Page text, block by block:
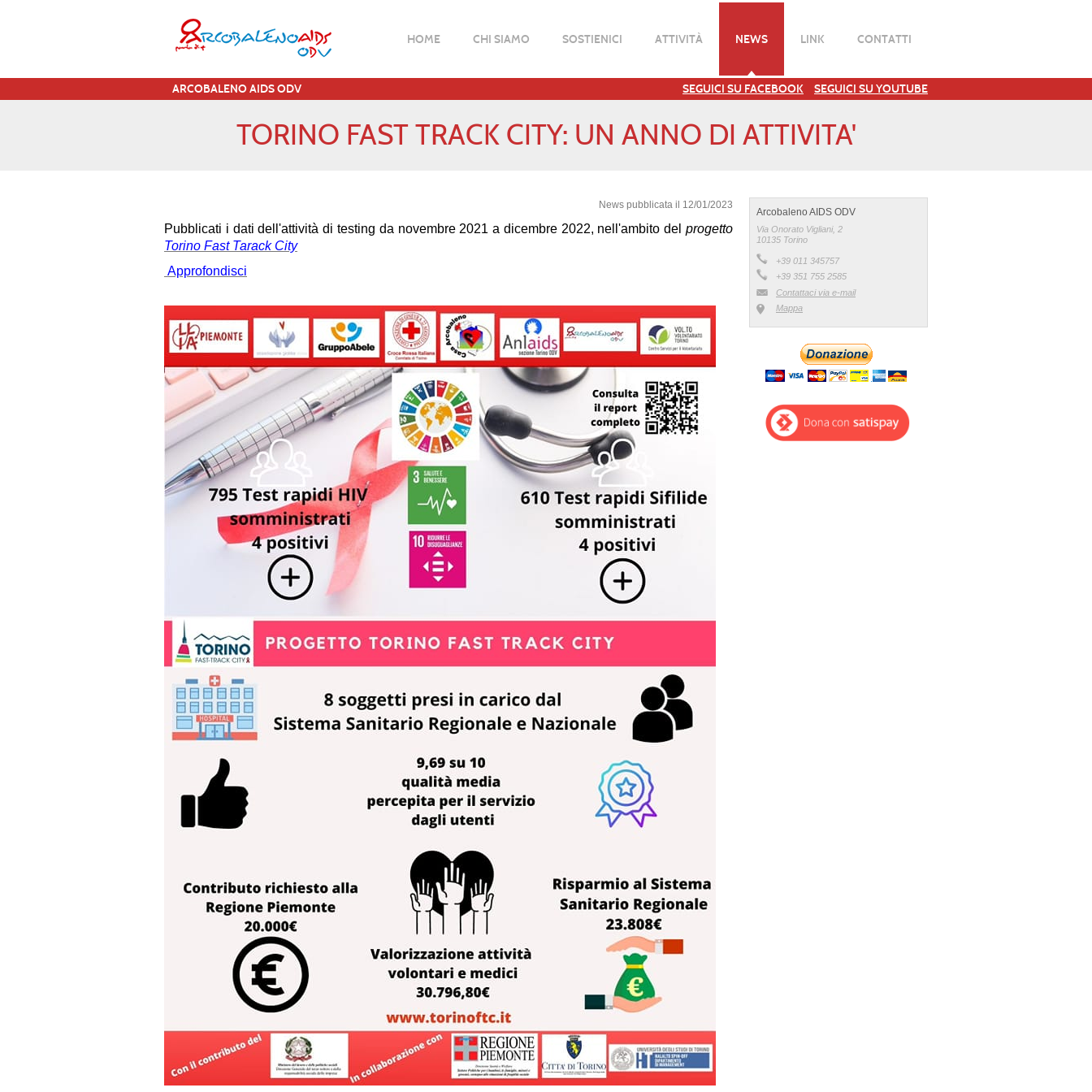
HOME CHI SIAMO SOSTIENICI ATTIVITÀ NEWS LINK CONTATTI
ARCOBALENO AIDS ODV SEGUICI SU FACEBOOK SEGUICI SU YOUTUBE
TORINO FAST TRACK CITY: UN ANNO DI ATTIVITA'
News pubblicata il 12/01/2023
Pubblicati i dati dell'attività di testing da novembre 2021 a dicembre 2022, nell'ambito del progetto
Torino Fast Tarack City
Approfondisci
Arcobaleno AIDS ODV
Via Onorato Vigliani, 2
10135 Torino
+39 011 345757
+39 351 755 2585
Contattaci via e-mail
Mappa